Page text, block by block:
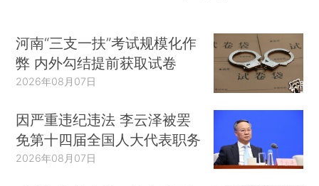
河南“三支一扶”考试规模化作
弊 内外勾结提前获取试卷
2026年08月07日
因严重违纪违法 李云泽被罢
免第十四届全国人大代表职务
2026年08月07日